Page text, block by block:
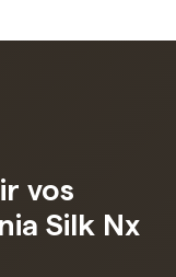
vos
Silk Nx